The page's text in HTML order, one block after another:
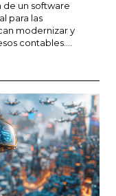
un software
para las
modernizar y
contables....